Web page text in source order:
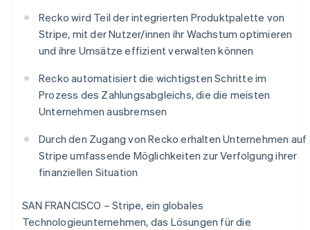
Atlas
Start-up-Gründung
Climate
Identity
Online-Identitätsprüfung
Jetzt ansehen
Partner
Stripe App-Marktplatz
Recko wird Teil der integrierten Produktpalette von
Stripe, mit der Nutzer/innen ihr Wachstum optimieren
und ihre Umsätze effizient verwalten können
Recko automatisiert die wichtigsten Schritte im
Prozess des Zahlungsabgleichs, die die meisten
Unternehmen ausbremsen
Durch den Zugang von Recko erhalten Unternehmen auf
Stripe umfassende Möglichkeiten zur Verfolgung ihrer
finanziellen Situation
SAN FRANCISCO – Stripe, ein globales
Technologieunternehmen, das Lösungen für die